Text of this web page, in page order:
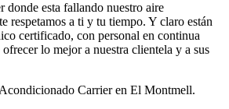
donde esta fallando nuestro aire
respetamos a ti y tu tiempo. Y claro están
certificado, con personal en continua
lo mejor a nuestra clientela y a sus
Carrier en El Montmell.